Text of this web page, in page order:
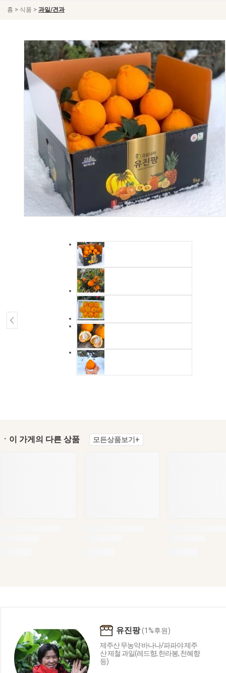
홈 > 식품 > 과일/견과
ㆍ이 가게의 다른 상품 모든상품보기+
유진팡(1%후원)
제주산 무농약 바나나/파파야 제주
산 제철 과일(레드향, 한라봉, 천혜향
등)